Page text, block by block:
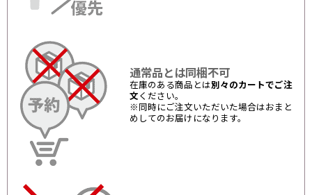
通常品とは同梱不可
在庫のある商品とは別々のカートでご注
文 ください。
※同時にご注文いただいた場合はおまと
めしてのお届けになります。